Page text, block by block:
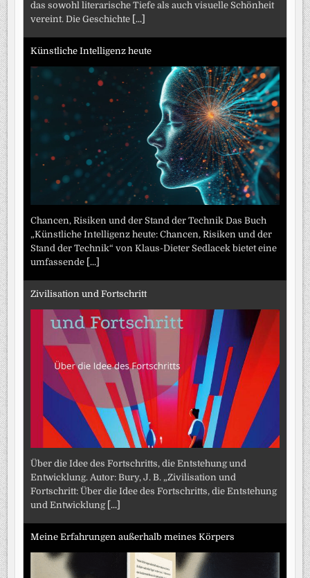
das sowohl literarische Tiefe als auch visuelle Schönheit
vereint. Die Geschichte [...]
Künstliche Intelligenz heute
Chancen, Risiken und der Stand der Technik Das Buch
„Künstliche Intelligenz heute: Chancen, Risiken und der
Stand der Technik“ von Klaus-Dieter Sedlacek bietet eine
umfassende [...]
Zivilisation und Fortschritt
Über die Idee des Fortschritts, die Entstehung und
Entwicklung. Autor: Bury, J. B. „Zivilisation und
Fortschritt: Über die Idee des Fortschritts, die Entstehung
und Entwicklung [...]
Meine Erfahrungen außerhalb meines Körpers